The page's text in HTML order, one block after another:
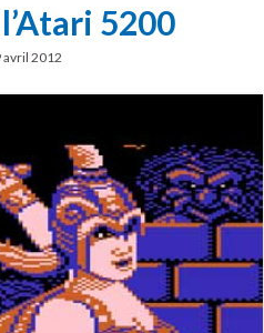
5200
avril 2012